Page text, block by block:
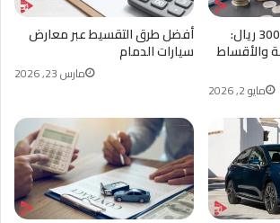
أفضل طرق التقسيط عبر معارض
سيارات الدمام
مارس 23, 2026
تمويل سيارة براتب 3000 ريال:
والأقساط
مايو 2, 2026